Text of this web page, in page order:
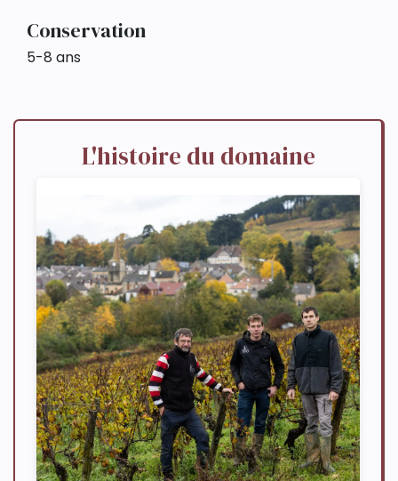
Conservation
5-8 ans
L'histoire du domaine